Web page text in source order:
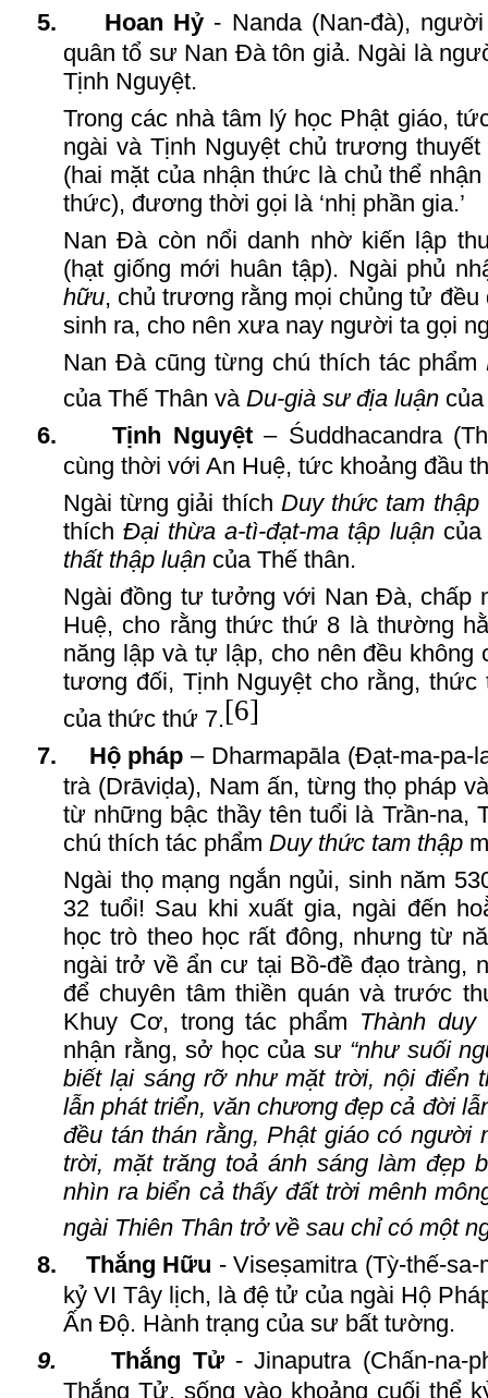
5. Hoan Hỷ - Nanda (Nan-đà),
quân tổ sư Nan Đà tôn giả. Ngài là
Tịnh Nguyệt.
Trong các nhà tâm lý học Phật giáo,
ngài và Tịnh Nguyệt chủ trương
(hai mặt của nhận thức là chủ thể
thức), đương thời gọi là ‘nhị phần gia.’
Nan Đà còn nổi danh nhờ kiến lập
(hạt giống mới huân tập). Ngài phủ
hữu, chủ trương rằng mọi chủng tử
sinh ra, cho nên xưa nay người ta gọi
Nan Đàcũng từng chú thích tác phẩm
của Thế Thân và Du-già sư địa luận
6.
Tịnh Nguyệt– Śuddhacandra
cùng thời với An Huệ, tức khoảng đầu
Ngài từng giải thích Duy thức tam
thíchĐại thừa a-tì-đạt-ma tập luận
thất thập luận của Thế thân.
Ngài đồng tư tưởng với Nan Đà, chấp
Huệ, cho rằng thức thứ 8 là thường
năng lập và tự lập, cho nên đều không
tương đối, Tịnh Nguyệt cho rằng,
của thức thứ 7.[6]
7. Hộ pháp – Dharmapāla (Đạt-ma-
trà (Drāviḍa), Nam ấn, từng thọ pháp
từ những bậc thầy tên tuổi là Trần-na,
chú thích tác phẩm Duy thức tam thập
Ngài thọ mạng ngắn ngủi, sinh năm
32 tuổi! Sau khi xuất gia, ngài đến
học trò theo học rất đông, nhưng từ
ngài trở về ẩn cư tại Bồ-đề đạo tràng,
để chuyên tâm thiền quán và trước
Khuy Cơ, trong tác phẩm Thành
nhận rằng, sở học của sư “như suối
biết lại sáng rỡ như mặt trời, nội điển
lẫn phát triển, văn chương đẹp cả đời
đều tán thán rằng, Phật giáo có người
trời, mặt trăng toả ánh sáng làm đẹp
nhìn ra biển cả thấy đất trời mênh
ngài Thiên Thân trở về sau chỉ có một
8.
Thắng Hữu - Viseṣamitra (Tỳ-thế-sa-
kỷ VI Tây lịch, là đệ tử của ngài Hộ P
Ấn Độ. Hành trạng của sư bất tường.
9.
Thắng Tử- Jinaputra (Chấn-na-
Thắng Tử, sống vào khoảng cuối thể